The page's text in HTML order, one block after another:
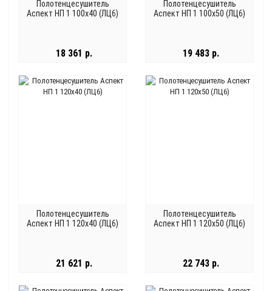
Полотенцесушитель
Аспект НП 1 100x40 (ЛЦ6)
18 361 р.
Полотенцесушитель
Аспект НП 1 100x50 (ЛЦ6)
19 483 р.
Полотенцесушитель
Аспект НП 1 120x40 (ЛЦ6)
21 621 р.
Полотенцесушитель
Аспект НП 1 120x50 (ЛЦ6)
22 743 р.